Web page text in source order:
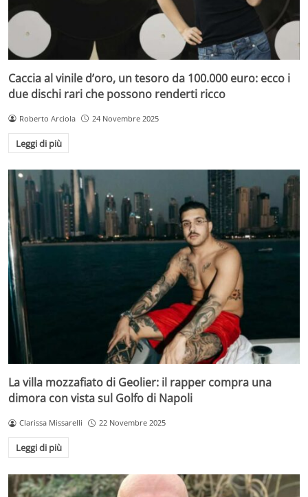
Caccia al vinile d’oro, un tesoro da 100.000 euro: ecco i
due dischi rari che possono renderti ricco
Roberto Arciola 24 Novembre 2025
Leggi di più
La villa mozzafiato di Geolier: il rapper compra una
dimora con vista sul Golfo di Napoli
Clarissa Missarelli 22 Novembre 2025
Leggi di più